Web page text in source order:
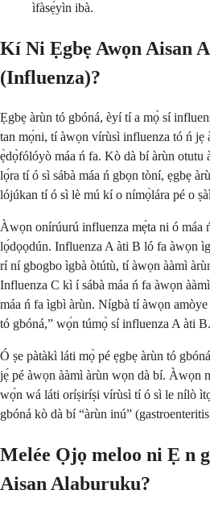
ìfàsẹ́yìn ibà.
Kí Ni Ẹgbẹ Awọn Aisan
(Influenza)?
Ẹgbẹ àrùn tó gbóná, èyí tí a mọ̀ sí
tan mọ́ni, tí àwọn vírùsì influenza tó ń jẹ
ẹ̀dọ̀fólóyò máa ń fa. Kò dà bí àrùn otutu
lọ́ra tí ó sì sábà máa ń gbọn tòní, ẹgbẹ
lójúkan tí ó sì lè mú kí o nímọ̀lára pé o
Àwọn onírúurú influenza mẹ́ta ni ó máa
lọ́dọọdún. Influenza A àti B ló fa àwọn
rí ní gbogbo ìgbà òtútù, tí àwọn ààmì
Influenza C kì í sábà máa ń fa àwọn
máa ń fa ìgbì àrùn. Nígbà tí àwọn
tó gbóná,” wọ́n túmọ̀ sí influenza A àti B.
Ó ṣe pàtàkì láti mọ̀ pé ẹgbẹ àrùn tó
jẹ́ pé àwọn ààmì àrùn wọn dà bí. Àwọn
wọ́n wá láti oríṣiríṣi vírùsì tí ó sì le nílò
gbóná kò dà bí “àrùn inú”
Melée Ọjọ meloo ni Ẹ n
Aisan Alaburuku?